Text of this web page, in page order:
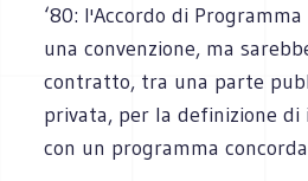
‘80: l'Accordo di
una convenzione, ma
contratto, tra una parte
privata, per la definizione
con un programma